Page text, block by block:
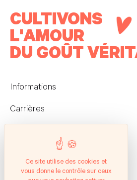
CULTIVONS
L'AMOUR
DU GOÛT
Informations
Maison Kayser France
Carrières
Evènement & Réception / Fournisseur
Service client
Professionnels
Ce site utilise des cookies et
vous donne le contrôle sur ceux